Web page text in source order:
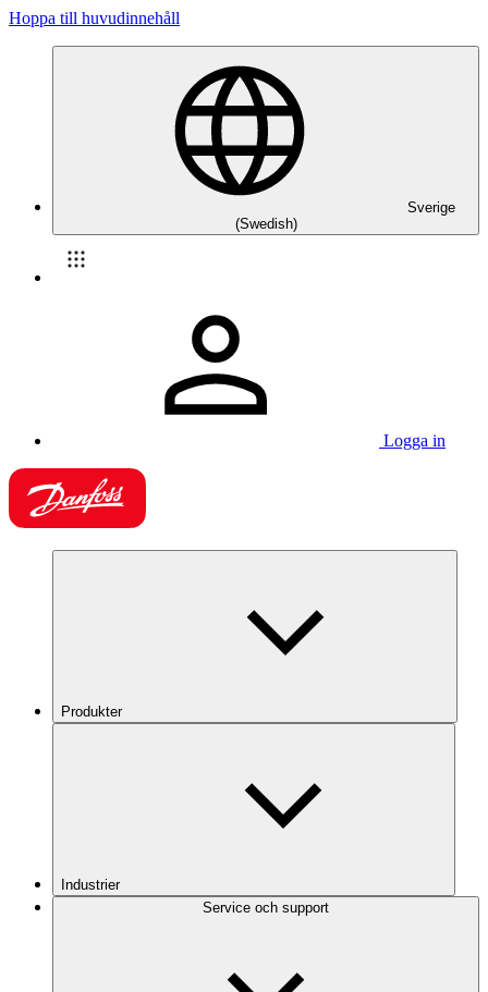
Hoppa till huvudinnehåll
Sverige
(Swedish)
Logga in
Produkter
Industrier
Service och support